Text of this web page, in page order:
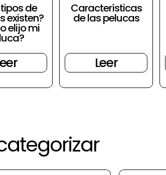
de
existen?
elijo mi
Características
de las pelucas
Leer